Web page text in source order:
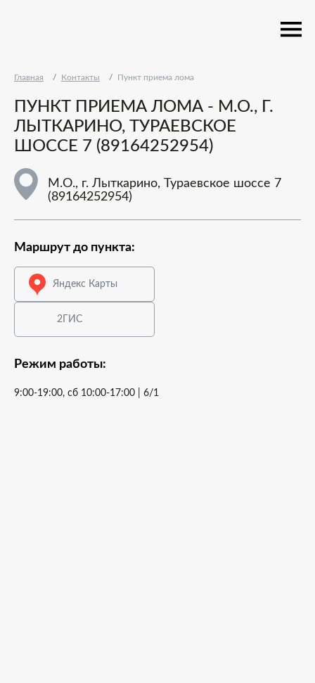
Главная Контакты Пункт приема лома
ПУНКТ ПРИЕМА ЛОМА - М.О., Г.
ЛЫТКАРИНО, ТУРАЕВСКОЕ
ШОССЕ 7 (89164252954)
М.О., г. Лыткарино, Тураевское шоссе 7
(89164252954)
Маршрут до пункта:
Яндекс Карты
2ГИС
Режим работы:
9:00-19:00, сб 10:00-17:00 | 6/1